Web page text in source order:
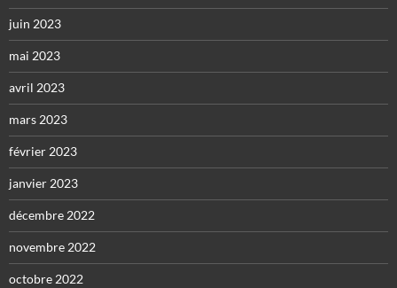
juin 2023
mai 2023
avril 2023
mars 2023
février 2023
janvier 2023
décembre 2022
novembre 2022
octobre 2022